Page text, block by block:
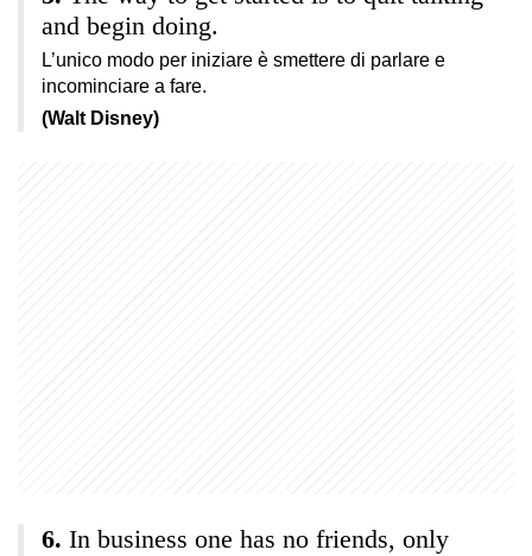
and begin doing.
L’unico modo per iniziare è smettere di parlare e
incominciare a fare.
(Walt Disney)
In business one has no friends, only